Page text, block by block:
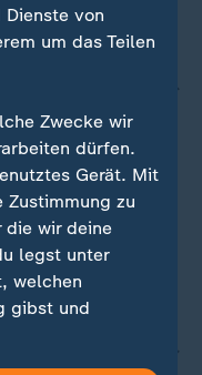
Dienste von
um das Teilen
Zwecke wir
dürfen.
Gerät. Mit
zu
die wir deine
legst unter
welchen
gibst und